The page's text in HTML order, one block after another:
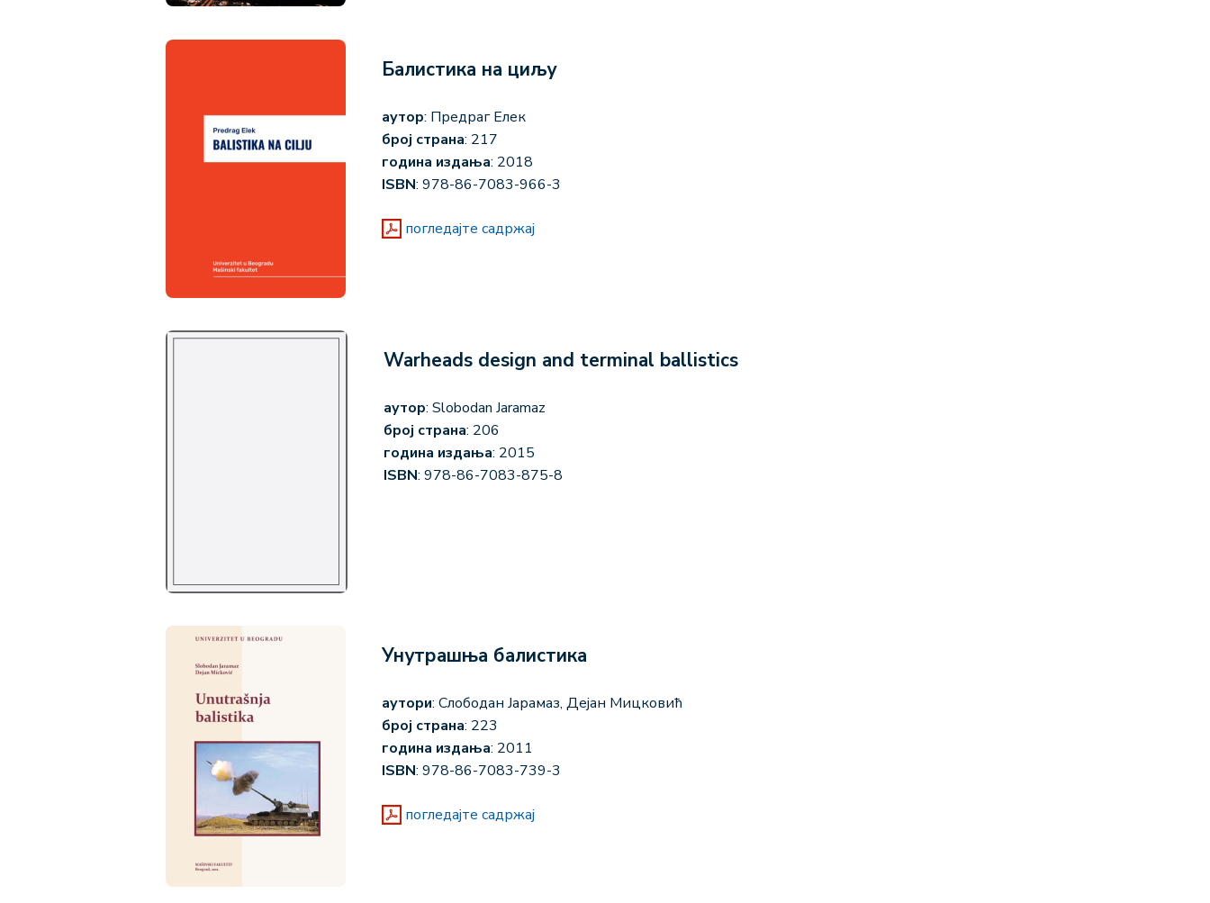
Балистика на циљу
аутор: Предраг Елек
број страна: 217
година издања: 2018
ISBN: 978-86-7083-966-3
погледајте садржај
Warheads design and terminal ballistics
аутор: Slobodan Jaramaz
број страна: 206
година издања: 2015
ISBN: 978-86-7083-875-8
Унутрашња балистика
аутори: Слободан Јарамаз, Дејан Мицковић
број страна: 223
година издања: 2011
ISBN: 978-86-7083-739-3
погледајте садржај